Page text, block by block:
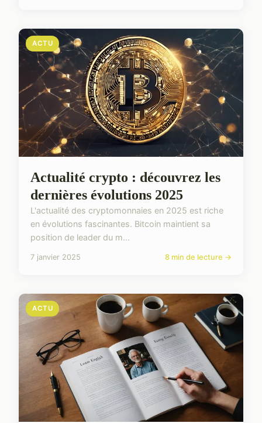
ACTU
Actualité crypto : découvrez les
dernières évolutions 2025
L'actualité des cryptomonnaies en 2025 est riche
en évolutions fascinantes. Bitcoin maintient sa
position de leader du m...
7 janvier 2025 8 min de lecture →
ACTU